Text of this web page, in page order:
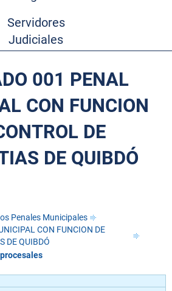
Servidores
Judiciales
001 PENAL
CON FUNCION
DE
DE QUIBDÓ
Penales Municipales
CON FUNCION DE
DE QUIBDÓ